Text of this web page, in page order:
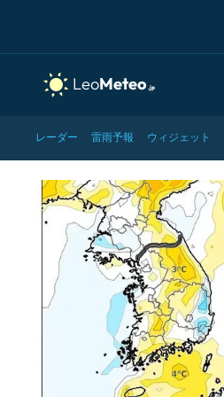
レーダー 雷雨予報 ウィジェット